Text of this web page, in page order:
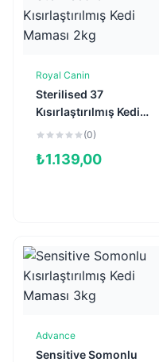
Sepete Ekle
Royal Canin
Sterilised 37
Kısırlaştırılmış Kedi
Maması 2kg
(0)
₺1.139,00
Sepete Ekle
Advance
Sensitive Somonlu